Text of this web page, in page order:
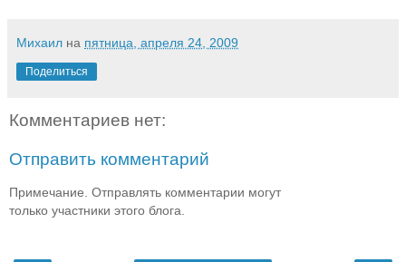
Михаил на пятница, апреля 24, 2009
Поделиться
Комментариев нет:
Отправить комментарий
Примечание. Отправлять комментарии могут
только участники этого блога.